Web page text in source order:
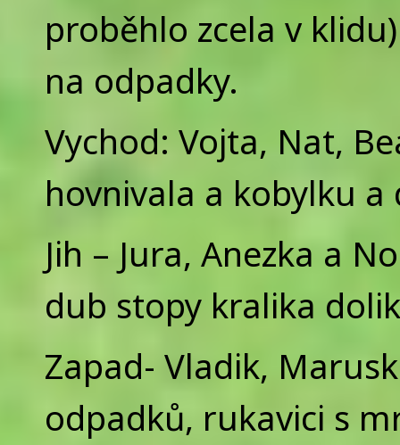
proběhlo zcela v
na odpadky.
Vychod: Vojta, Nat,
hovnivala a kobylku a
Jih – Jura, Anezka a
dub stopy kralika
Zapad- Vladik,
odpadků, rukavici s